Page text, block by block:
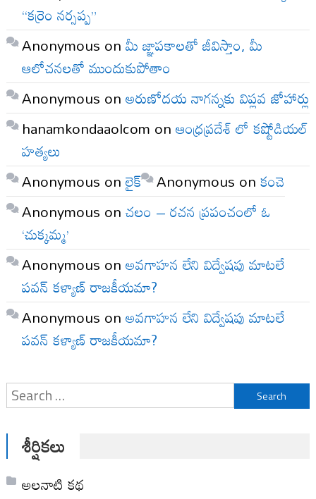
“కర్రెం నర్సప్ప”
Anonymous onమీ జ్ఞాపకాలతో జీవిస్తాం, మీ
ఆలోచనలతో ముందుకుపోతాం
Anonymous onఅరుణోదయ నాగన్నకు విప్లవ జోహార్లు
hanamkondaaolcom onఆంధ్రప్రదేశ్ లో కష్టోడియల్
హత్యలు
Anonymous onలైక్ Anonymous onకంచె
Anonymous onచలం – రచన ప్రపంచంలో ఓ
‘చుక్కమ్మ’
Anonymous onఅవగాహన లేని విద్వేషపు మాటలే
పవన్ కళ్యాణ్ రాజకీయమా?
Anonymous onఅవగాహన లేని విద్వేషపు మాటలే
పవన్ కళ్యాణ్ రాజకీయమా?
Search
for:
శీర్షికలు
అల‌నాటి క‌థ‌